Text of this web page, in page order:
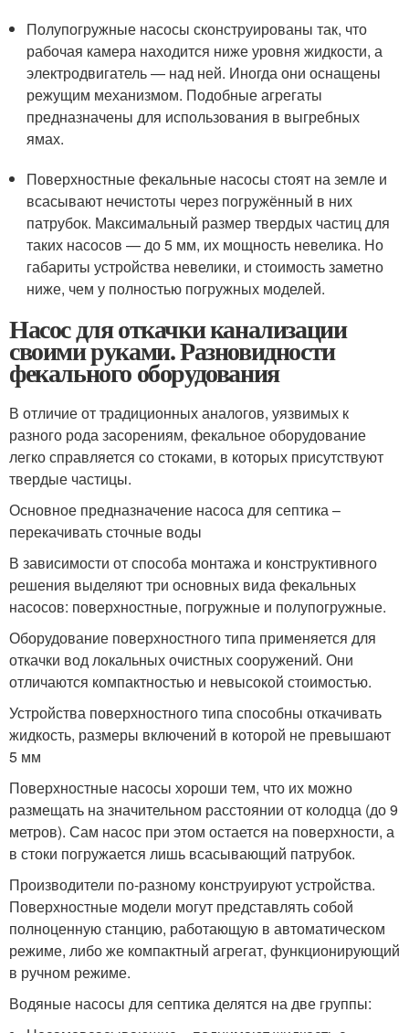
Полупогружные насосы сконструированы так, что
рабочая камера находится ниже уровня жидкости, а
электродвигатель — над ней. Иногда они оснащены
режущим механизмом. Подобные агрегаты
предназначены для использования в выгребных
ямах.
Поверхностные фекальные насосы стоят на земле и
всасывают нечистоты через погружённый в них
патрубок. Максимальный размер твердых частиц для
таких насосов — до 5 мм, их мощность невелика. Но
габариты устройства невелики, и стоимость заметно
ниже, чем у полностью погружных моделей.
Насос для откачки канализации
своими руками. Разновидности
фекального оборудования
В отличие от традиционных аналогов, уязвимых к
разного рода засорениям, фекальное оборудование
легко справляется со стоками, в которых присутствуют
твердые частицы.
Основное предназначение насоса для септика –
перекачивать сточные воды
В зависимости от способа монтажа и конструктивного
решения выделяют три основных вида фекальных
насосов: поверхностные, погружные и полупогружные.
Оборудование поверхностного типа применяется для
откачки вод локальных очистных сооружений. Они
отличаются компактностью и невысокой стоимостью.
Устройства поверхностного типа способны откачивать
жидкость, размеры включений в которой не превышают
5 мм
Поверхностные насосы хороши тем, что их можно
размещать на значительном расстоянии от колодца (до 9
метров). Сам насос при этом остается на поверхности, а
в стоки погружается лишь всасывающий патрубок.
Производители по-разному конструируют устройства.
Поверхностные модели могут представлять собой
полноценную станцию, работающую в автоматическом
режиме, либо же компактный агрегат, функционирующий
в ручном режиме.
Водяные насосы для септика делятся на две группы: